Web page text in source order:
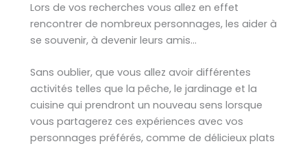
Lors de vos recherches vous allez en effet
rencontrer de nombreux personnages, les aider à
se souvenir, à devenir leurs amis…
Sans oublier, que vous allez avoir différentes
activités telles que la pêche, le jardinage et la
cuisine qui prendront un nouveau sens lorsque
vous partagerez ces expériences avec vos
personnages préférés, comme de délicieux plats